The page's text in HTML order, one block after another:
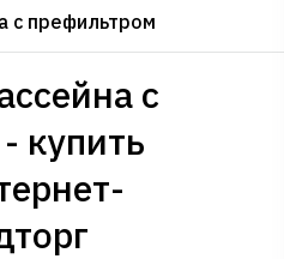
с префильтром
купить